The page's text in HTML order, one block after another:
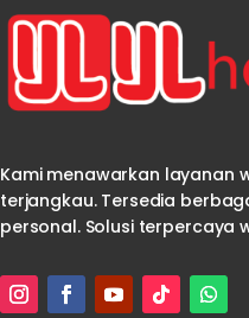
Kami menawarkan layanan
terjangkau. Tersedia
personal. Solusi terpercaya